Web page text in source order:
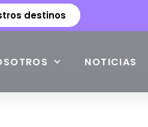
destinos
NOTICIAS